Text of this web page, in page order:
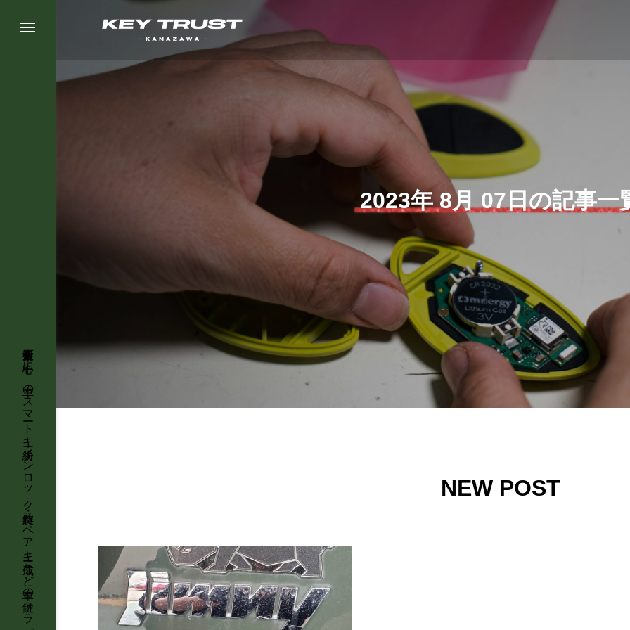
2023年 8月 07日の記事一
NEW POST